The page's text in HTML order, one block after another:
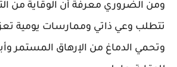
ومن الضروري معرفة أن الوقاية من
تتطلب وعي ذاتي وممارسات يومية
وتحمي الدماغ من الإرهاق المستمر